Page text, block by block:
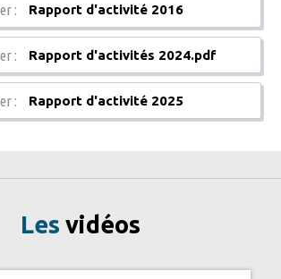
: Rapport d'activité 2016
: Rapport d'activités 2024.pdf
: Rapport d'activité 2025
Les vidéos